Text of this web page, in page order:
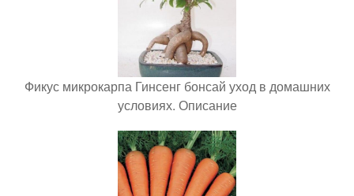
Фикус микрокарпа Гинсенг бонсай уход в домашних
условиях. Описание